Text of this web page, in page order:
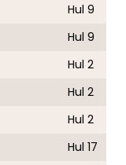
Hul 9
Hul 9
Hul 2
Hul 2
Hul 2
Hul 17